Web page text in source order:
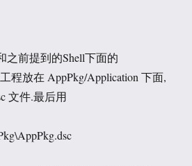
之前提到的Shell下面的
程放在 AppPkg/Application 下面,
文件.最后用